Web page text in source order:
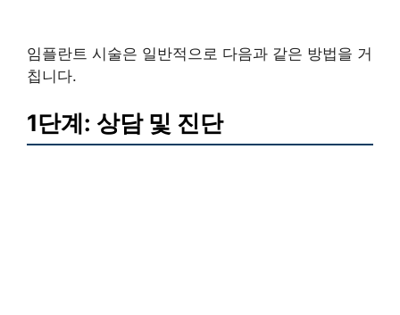
임플란트 시술은 일반적으로 다음과 같은 방법을 거
칩니다.
1단계: 상담 및 진단